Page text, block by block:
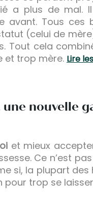
a plus de
avant. Tous ces
(celui de
Tout cela
et trop mère. Lire
nouvelle
et mieux
Ce n’est
si, la plupart
pour trop se